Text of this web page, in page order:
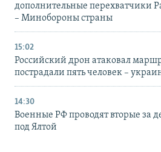
дополнительные перехватчики
– Минобороны страны
15:02
Российский дрон атаковал
пострадали пять человек –
14:30
Военные РФ проводят вторые за
под Ялтой